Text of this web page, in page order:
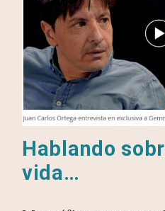
Hablando
vida…